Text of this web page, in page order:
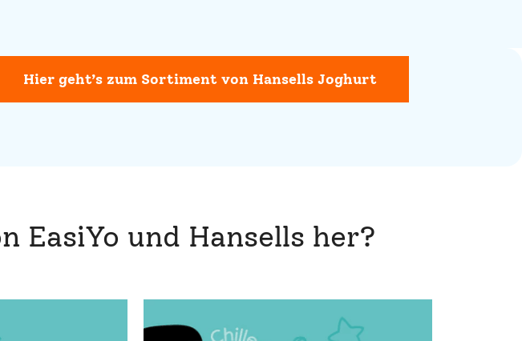
Hier geht’s zum Sortiment von Hansells Joghurt
EasiYo und Hansells her?